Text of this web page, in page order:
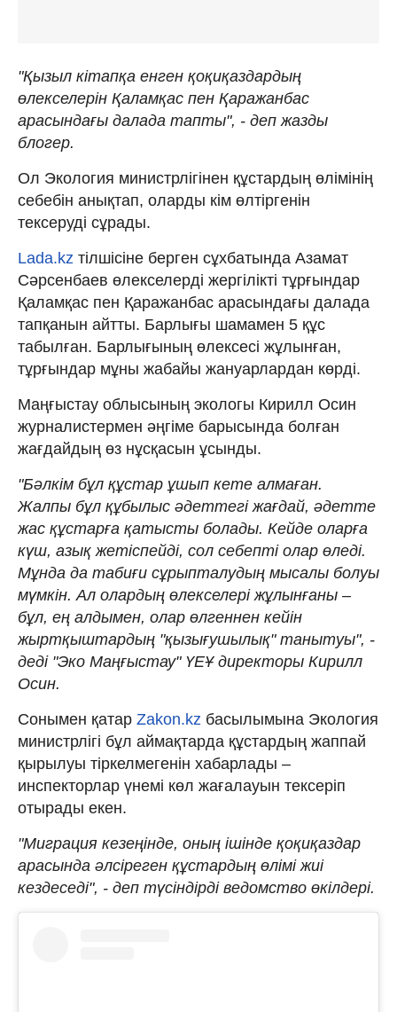
"Қызыл кітапқа енген қоқиқаздардың
өлекселерін Қаламқас пен Қаражанбас
арасындағы далада тапты", - деп жазды
блогер.
Ол Экология министрлігінен құстардың өлімінің
себебін анықтап, оларды кім өлтіргенін
тексеруді сұрады.
Lada.kz тілшісіне берген сұхбатында Азамат
Сәрсенбаев өлекселерді жергілікті тұрғындар
Қаламқас пен Қаражанбас арасындағы далада
тапқанын айтты. Барлығы шамамен 5 құс
табылған. Барлығының өлексесі жұлынған,
тұрғындар мұны жабайы жануарлардан көрді.
Маңғыстау облысының экологы Кирилл Осин
журналистермен әңгіме барысында болған
жағдайдың өз нұсқасын ұсынды.
"Бәлкім бұл құстар ұшып кете алмаған.
Жалпы бұл құбылыс әдеттегі жағдай, әдетте
жас құстарға қатысты болады. Кейде оларға
күш, азық жетіспейді, сол себепті олар өледі.
Мұнда да табиғи сұрыпталудың мысалы болуы
мүмкін. Ал олардың өлекселері жұлынғаны –
бұл, ең алдымен, олар өлгеннен кейін
жыртқыштардың "қызығушылық" танытуы", -
деді "Эко Маңғыстау" ҮЕҰ директоры Кирилл
Осин.
Сонымен қатар Zakon.kz басылымына Экология
министрлігі бұл аймақтарда құстардың жаппай
қырылуы тіркелмегенін хабарлады –
инспекторлар үнемі көл жағалауын тексеріп
отырады екен.
"Миграция кезеңінде, оның ішінде қоқиқаздар
арасында әлсіреген құстардың өлімі жиі
кездеседі", - деп түсіндірді ведомство өкілдері.